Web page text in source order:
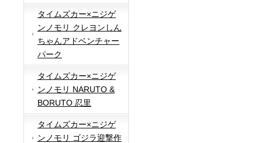
タイムズカー×ニジゲ
ンノモリ クレヨンしん
ちゃんアドベンチャー
パーク
タイムズカー×ニジゲ
ンノモリ NARUTO &
BORUTO 忍里
タイムズカー×ニジゲ
ンノモリ ゴジラ迎撃作